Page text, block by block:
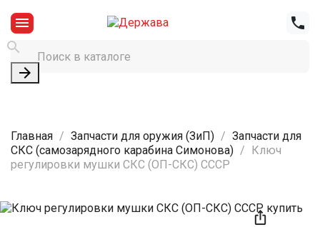




Главная Запчасти для оружия (ЗиП)
Запчасти для
СКС (самозарядного карабина Симонова)
Ключ
регулировки мушки СКС (ОП-СКС) СССР
